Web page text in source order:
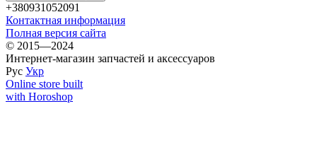
+380931052091
Контактная информация
Полная версия сайта
© 2015—2024
Интернет-магазин запчастей и аксессуаров
Рус Укр
Online store built
with Horoshop